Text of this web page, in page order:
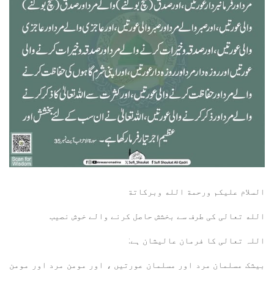
السلام عليكم ورحمة الله وبركاتة
الله تعالی کی طرف سے بخشش حاصل کرنے والے خوش نصیب
اللہ تعالی کا فرمان عالیشان ہے:
بیشک مسلمان مرد اور مسلمان عورتیں ، اور مومن مرد اور مومن